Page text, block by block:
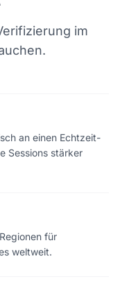
im
an einen Echtzeit-
Sessions stärker
für
weltweit.